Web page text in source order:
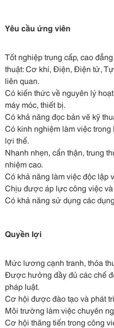
Yêu cầu ứng viên
Tốt nghiệp trung cấp, cao
thuật: Cơ khí, Điện, Điện tử,
liên quan.
Có kiến thức về nguyên lý
máy móc, thiết bị.
Có khả năng đọc bản vẽ kỹ
Có kinh nghiệm làm việc
lợi thế.
Nhanh nhẹn, cẩn thận, trung
nhiệm cao.
Có khả năng làm việc độc lập
Chịu được áp lực công việc
Có khả năng sử dụng các
Quyền lợi
Mức lương cạnh tranh, thỏa
Được hưởng đầy đủ các chế
pháp luật.
Cơ hội được đào tạo và phát
Môi trường làm việc chuyên
Cơ hội thăng tiến trong công